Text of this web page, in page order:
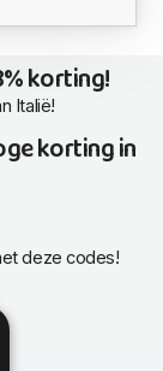
korting!
Italië!
korting in
deze codes!